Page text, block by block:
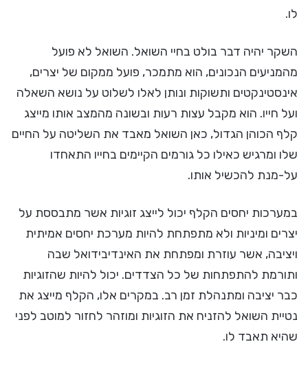
לו.
השקר יהיה דבר בולט בחיי השואל. השואל לא פועל
מהמניעים הנכונים, הוא מתמכר, פועל ממקום של יצרים,
אינסטינקטים ותשוקות ונותן לאלו לשלוט על נושא השאלה
ועל חייו. הוא מקבל עצות רעות ובשונה מהמצב אותו מייצג
קלף הכוהן הגדול, כאן השואל מאבד את השליטה על החיים
שלו ומרגיש כאילו כל גורמים הקיימים בחייו התאחדו
על-מנת להכשיל אותו.
במערכות יחסים הקלף יכול לייצג זוגיות אשר מתבססת על
יצרים ומיניות ולא מתפתחת להיות מערכת יחסים אמיתית
ויציבה, אשר עוזרת ומפתחת את האינדיבידואל שבה
ותורמת להתפתחות של כל הצדדים. יכול להיות שהזוגיות
כבר יציבה ומתנהלת זמן רב. במקרים אלו, הקלף מייצג את
נטיית השואל להזניח את הזוגיות ומוזהר לחזור למוטב לפני
שהיא תאבד לו.